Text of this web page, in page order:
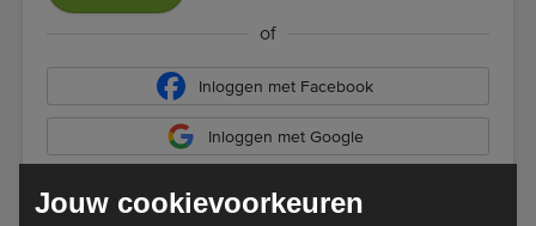
of
Inloggen met Facebook
Inloggen met Google
Jouw cookievoorkeuren